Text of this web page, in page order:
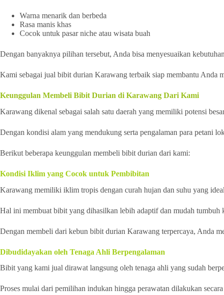
Warna menarik dan berbeda
Rasa manis khas
Cocok untuk pasar niche atau wisata buah
Dengan banyaknya pilihan tersebut, Anda bisa menyesuaikan
Kami sebagai jual bibit durian Karawang terbaik siap membantu Anda
Keunggulan Membeli Bibit Durian di Karawang Dari Kami
Karawang dikenal sebagai salah satu daerah yang memiliki potensi
Dengan kondisi alam yang mendukung serta pengalaman para petani
Berikut beberapa keunggulan membeli bibit durian dari kami:
Kondisi Iklim yang Cocok untuk Pembibitan
Karawang memiliki iklim tropis dengan curah hujan dan suhu yang
Hal ini membuat bibit yang dihasilkan lebih adaptif dan mudah tumbuh
Dengan membeli dari kebun bibit durian Karawang terpercaya, Anda
Dibudidayakan oleh Tenaga Ahli Berpengalaman
Bibit yang kami jual dirawat langsung oleh tenaga ahli yang sudah
Proses mulai dari pemilihan indukan hingga perawatan dilakukan